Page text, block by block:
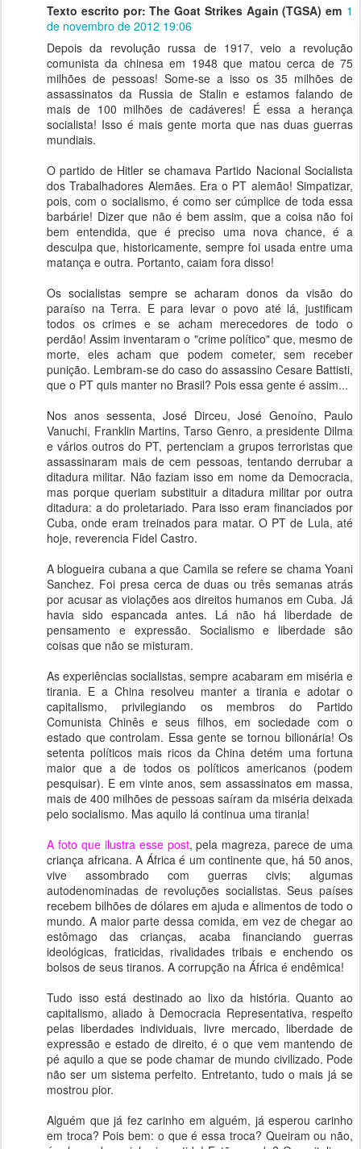
Texto escrito por: The Goat Strikes Again (TGSA) em 1
de novembro de 2012 19:06
Depois da revolução russa de 1917, veio a revolução
comunista da chinesa em 1948 que matou cerca de 75
milhões de pessoas! Some-se a isso os 35 milhões de
assassinatos da Russia de Stalin e estamos falando de
mais de 100 milhões de cadáveres! É essa a herança
socialista! Isso é mais gente morta que nas duas guerras
mundiais.
O partido de Hitler se chamava Partido Nacional Socialista
dos Trabalhadores Alemães. Era o PT alemão! Simpatizar,
pois, com o socialismo, é como ser cúmplice de toda essa
barbárie! Dizer que não é bem assim, que a coisa não foi
bem entendida, que é preciso uma nova chance, é a
desculpa que, historicamente, sempre foi usada entre uma
matança e outra. Portanto, caiam fora disso!
Os socialistas sempre se acharam donos da visão do
paraíso na Terra. E para levar o povo até lá, justificam
todos os crimes e se acham merecedores de todo o
perdão! Assim inventaram o "crime político" que, mesmo de
morte, eles acham que podem cometer, sem receber
punição. Lembram-se do caso do assassino Cesare Battisti,
que o PT quis manter no Brasil? Pois essa gente é assim...
Nos anos sessenta, José Dirceu, José Genoíno, Paulo
Vanuchi, Franklin Martins, Tarso Genro, a presidente Dilma
e vários outros do PT, pertenciam a grupos terroristas que
assassinaram mais de cem pessoas, tentando derrubar a
ditadura militar. Não faziam isso em nome da Democracia,
mas porque queriam substituir a ditadura militar por outra
ditadura: a do proletariado. Para isso eram financiados por
Cuba, onde eram treinados para matar. O PT de Lula, até
hoje, reverencia Fidel Castro.
A blogueira cubana a que Camila se refere se chama Yoani
Sanchez. Foi presa cerca de duas ou três semanas atrás
por acusar as violações aos direitos humanos em Cuba. Já
havia sido espancada antes. Lá não há liberdade de
pensamento e expressão. Socialismo e liberdade são
coisas que não se misturam.
As experiências socialistas, sempre acabaram em miséria e
tirania. E a China resolveu manter a tirania e adotar o
capitalismo, privilegiando os membros do Partido
Comunista Chinês e seus filhos, em sociedade com o
estado que controlam. Essa gente se tornou bilionária! Os
setenta políticos mais ricos da China detém uma fortuna
maior que a de todos os políticos americanos (podem
pesquisar). E em vinte anos, sem assassinatos em massa,
mais de 400 milhões de pessoas saíram da miséria deixada
pelo socialismo. Mas aquilo lá continua uma tirania!
A foto que ilustra esse post, pela magreza, parece de uma
criança africana. A África é um continente que, há 50 anos,
vive assombrado com guerras civis; algumas
autodenominadas de revoluções socialistas. Seus países
recebem bilhões de dólares em ajuda e alimentos de todo o
mundo. A maior parte dessa comida, em vez de chegar ao
estômago das crianças, acaba financiando guerras
ideológicas, fraticidas, rivalidades tribais e enchendo os
bolsos de seus tiranos. A corrupção na África é endêmica!
Tudo isso está destinado ao lixo da história. Quanto ao
capitalismo, aliado à Democracia Representativa, respeito
pelas liberdades individuais, livre mercado, liberdade de
expressão e estado de direito, é o que vem mantendo de
pé aquilo a que se pode chamar de mundo civilizado. Pode
não ser um sistema perfeito. Entretanto, tudo o mais já se
mostrou pior.
Alguém que já fez carinho em alguém, já esperou carinho
em troca? Pois bem: o que é essa troca? Queiram ou não,